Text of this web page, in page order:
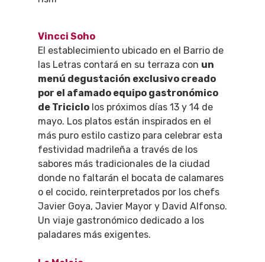
Vincci Soho
El establecimiento ubicado en el Barrio de
las Letras contará en su terraza con un
menú degustación exclusivo creado
por el afamado equipo gastronómico
de Triciclo los próximos días 13 y 14 de
mayo. Los platos están inspirados en el
más puro estilo castizo para celebrar esta
festividad madrileña a través de los
sabores más tradicionales de la ciudad
donde no faltarán el bocata de calamares
o el cocido, reinterpretados por los chefs
Javier Goya, Javier Mayor y David Alfonso.
Un viaje gastronómico dedicado a los
paladares más exigentes.
QUÉ HACER